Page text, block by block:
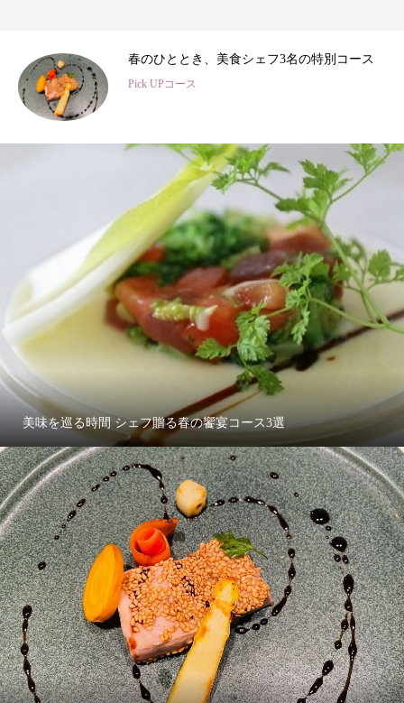
春のひととき、美食シェフ3名の特別コース
Pick UPコース
美味を巡る時間 シェフ贈る春の饗宴コース3選